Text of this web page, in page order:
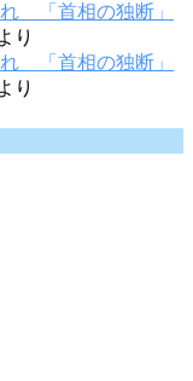
「首相の独断」
り
「首相の独断」
り